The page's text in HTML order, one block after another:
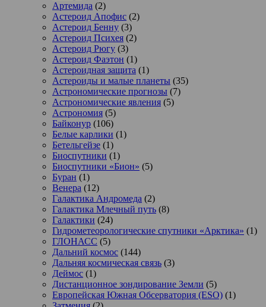
Артемида (2)
Астероид Апофис (2)
Астероид Бенну (3)
Астероид Психея (2)
Астероид Рюгу (3)
Астероид Фаэтон (1)
Астероидная защита (1)
Астероиды и малые планеты (35)
Астрономические прогнозы (7)
Астрономические явления (5)
Астрономия (5)
Байконур (106)
Белые карлики (1)
Бетельгейзе (1)
Биоспутники (1)
Биоспутники «Бион» (5)
Буран (1)
Венера (12)
Галактика Андромеда (2)
Галактика Млечный путь (8)
Галактики (24)
Гидрометеорологические спутники «Арктика» (1)
ГЛОНАСС (5)
Дальний космос (144)
Дальняя космическая связь (3)
Деймос (1)
Дистанционное зондирование Земли (5)
Европейская Южная Обсерватория (ESO) (1)